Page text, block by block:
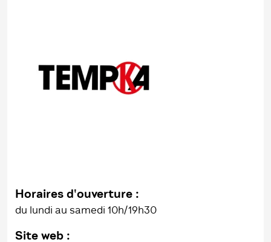
Horaires d'ouverture :
du lundi au samedi 10h/19h30
Site web :